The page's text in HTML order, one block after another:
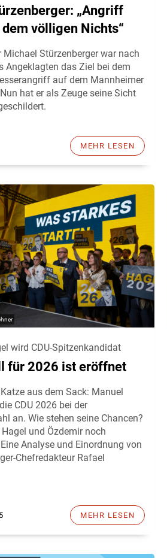
„Angriff
dem völligen Nichts“
Michael Stürzenberger war nach
Angeklagten das Ziel bei dem
auf dem Mannheimer
hat er als Zeuge seine Sicht
MEHR LESEN
wird CDU-Spitzenkandidat
für 2026 ist eröffnet
aus dem Sack: Manuel
CDU 2026 bei der
an. Wie stehen seine Chancen?
und Özdemir noch
Analyse und Einordnung von
Chefredakteur Rafael
MEHR LESEN